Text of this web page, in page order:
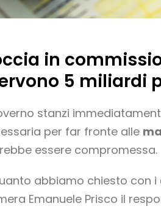
in
5 miliardi
stanzi
per far fronte alle
essere compromessa.
abbiamo chiesto con
Emanuele Prisco il